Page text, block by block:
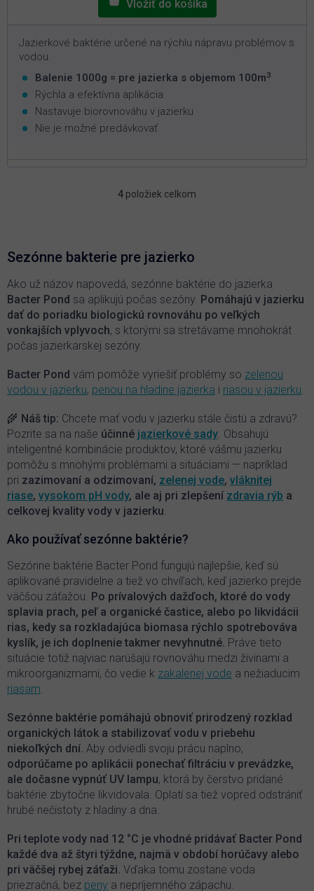
Jazierkové baktérie určené na rýchlu nápravu problémov s
vodou.
Balenie 1000g = pre jazierka s objemom 100m3
Rýchla a efektívna aplikácia
Nastavuje biorovnováhu v jazierku
Nie je možné predávkovať
O
d
a
c
e
p
r
y
v
ý
p
i
s
u
4 položiek celkom
Sezónne bakterie pre jazierko
Ako už názov napovedá, sezónne baktérie do jazierka
Bacter Pond sa aplikujú počas sezóny. Pomáhajú v jazierku
dať do poriadku biologickú rovnováhu po veľkých
vonkajších vplyvoch, s ktorými sa stretávame mnohokrát
počas jazierkarskej sezóny.
Bacter Pond vám pomôže vyriešiť problémy so zelenou
vodou v jazierku, penou na hladine jazierka i riasou v jazierku.
🌾 Náš tip: Chcete mať vodu v jazierku stále čistú a zdravú?
Pozrite sa na naše účinné jazierkové sady. Obsahujú
inteligentné kombinácie produktov, ktoré vášmu jazierku
pomôžu s mnohými problémami a situáciami — napríklad
pri zazimovaní a odzimovaní, zelenej vode, vláknitej
riase, vysokom pH vody, ale aj pri zlepšení zdravia rýb a
celkovej kvality vody v jazierku.
Ako používať sezónne baktérie?
Sezónne baktérie Bacter Pond fungujú najlepšie, keď sú
aplikované pravidelne a tiež vo chvíľach, keď jazierko prejde
väčšou záťažou. Po prívalových dažďoch, ktoré do vody
splavia prach, peľ a organické častice, alebo po likvidácii
rias, kedy sa rozkladajúca biomasa rýchlo spotrebováva
kyslík, je ich doplnenie takmer nevyhnutné. Práve tieto
situácie totiž najviac narúšajú rovnováhu medzi živinami a
mikroorganizmami, čo vedie k zakalenej vode a nežiaducim
riasam.
Sezónne baktérie pomáhajú obnoviť prirodzený rozklad
organických látok a stabilizovať vodu v priebehu
niekoľkých dní. Aby odviedli svoju prácu naplno,
odporúčame po aplikácii ponechať filtráciu v prevádzke,
ale dočasne vypnúť UV lampu, ktorá by čerstvo pridané
baktérie zbytočne likvidovala. Oplatí sa tiež vopred odstrániť
hrubé nečistoty z hladiny a dna.
Pri teplote vody nad 12 °C je vhodné pridávať Bacter Pond
každé dva až štyri týždne, najmä v období horúčavy alebo
pri väčšej rybej záťaži. Vďaka tomu zostane voda
priezračná, bez peny a nepríjemného zápachu.